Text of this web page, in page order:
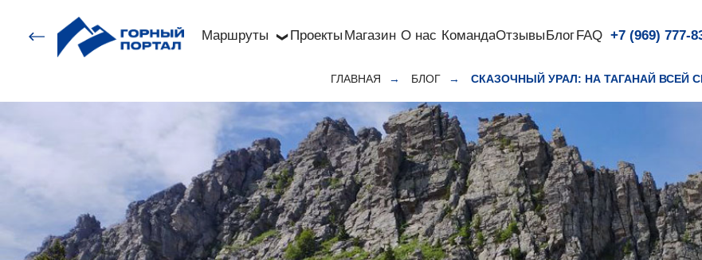
Маршруты ❯ Проекты Магазин О нас КомандаОтзывыБлогFAQ +7 (969) 777-
ГЛАВНАЯ → БЛОГ → СКАЗОЧНЫЙ УРАЛ: НА ТАГАНАЙ ВСЕЙ